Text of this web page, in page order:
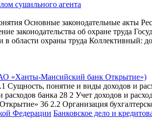
Основные законодательные акты
законодательства об охране труда
области охраны труда Коллективный:
«Ханты-Мансийский банк Открытие»)
Сущность, понятие и виды доходов и
расходов банка 28 2 Учет доходов и
36 2.2 Организация
Федерации Банковское дело и